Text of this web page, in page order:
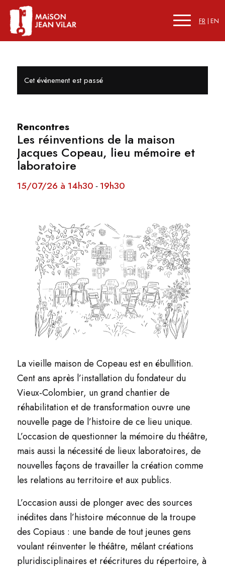
FR EN
Cet évènement est passé
Rencontres
Les réinventions de la maison
Jacques Copeau, lieu mémoire et
laboratoire
15/07/26 à 14h30 - 19h30
La vieille maison de Copeau est en ébullition.
Cent ans après l’installation du fondateur du
Vieux-Colombier, un grand chantier de
réhabilitation et de transformation ouvre une
nouvelle page de l’histoire de ce lieu unique.
L’occasion de questionner la mémoire du théâtre,
mais aussi la nécessité de lieux laboratoires, de
nouvelles façons de travailler la création comme
les relations au territoire et aux publics.
L’occasion aussi de plonger avec des sources
inédites dans l’histoire méconnue de la troupe
des Copiaus : une bande de tout jeunes gens
voulant réinventer le théâtre, mêlant créations
pluridisciplinaires et réécritures du répertoire, à